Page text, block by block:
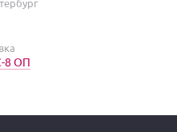
8 ОП